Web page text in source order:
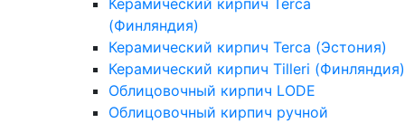
(Финляндия)
Керамический кирпич Terca (Эстония)
Керамический кирпич Tilleri (Финляндия)
Облицовочный кирпич LODE
Облицовочный кирпич ручной